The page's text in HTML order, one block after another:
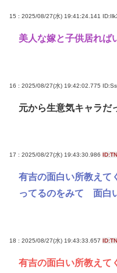
15 : 2025/08/27(水) 19:41:24.141
美人な嫁と子供居れば
16 : 2025/08/27(水) 19:42:02.775
元から生意気キャラだ
17 : 2025/08/27(水) 19:43:30.986
有吉の面白い所教え
ってるのをみて 面白
18 : 2025/08/27(水) 19:43:33.657
有吉の面白い所教え